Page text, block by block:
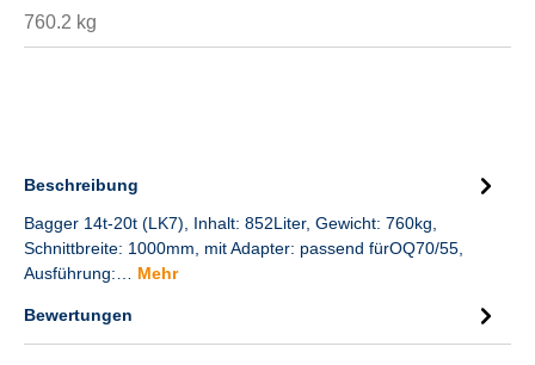
760.2 kg
Beschreibung
Bagger 14t-20t (LK7), Inhalt: 852Liter, Gewicht: 760kg,
Schnittbreite: 1000mm, mit Adapter: passend fürOQ70/55,
Ausführung:… Mehr
Bewertungen